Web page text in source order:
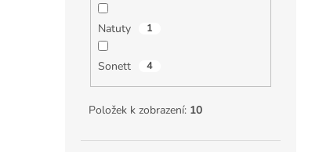
Natuty 1
Sonett 4
Položek k zobrazení: 10